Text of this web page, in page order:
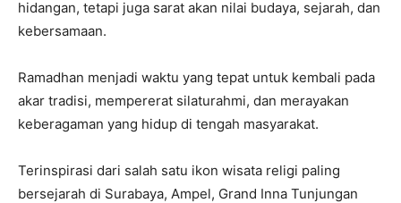
hidangan, tetapi juga sarat akan nilai budaya, sejarah, dan
kebersamaan.
Ramadhan menjadi waktu yang tepat untuk kembali pada
akar tradisi, mempererat silaturahmi, dan merayakan
keberagaman yang hidup di tengah masyarakat.
Terinspirasi dari salah satu ikon wisata religi paling
bersejarah di Surabaya, Ampel, Grand Inna Tunjungan